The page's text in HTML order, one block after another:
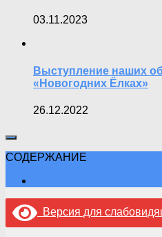
03.11.2023
Выступление наших
«Новогодних Ëлках»
26.12.2022
СОДЕРЖАНИЕ
Версия для